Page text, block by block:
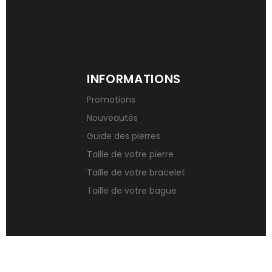
INFORMATIONS
Promotions
Nouveautés
Guide des pierres
Taille de votre pierre
Taille de votre bracelet
Taille de votre bague